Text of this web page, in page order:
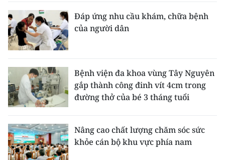
Đáp ứng nhu cầu khám, chữa bệnh
của người dân
Bệnh viện đa khoa vùng Tây Nguyên
gắp thành công đinh vít 4cm trong
đường thở của bé 3 tháng tuổi
Nâng cao chất lượng chăm sóc sức
khỏe cán bộ khu vực phía nam